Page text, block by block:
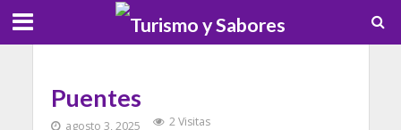
Puentes
agosto 3, 2025
2 Visitas